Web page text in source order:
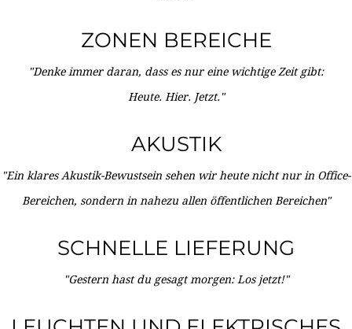
ZONEN BEREICHE
"Denke immer daran, dass es nur eine wichtige Zeit gibt:
Heute. Hier. Jetzt."
AKUSTIK
"Ein klares Akustik-Bewustsein sehen wir heute nicht nur in Office-
Bereichen, sondern in nahezu allen öffentlichen Bereichen"
SCHNELLE LIEFERUNG
"Gestern hast du gesagt morgen: Los jetzt!"